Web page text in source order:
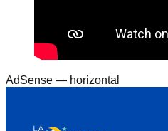
AdSense — horizontal